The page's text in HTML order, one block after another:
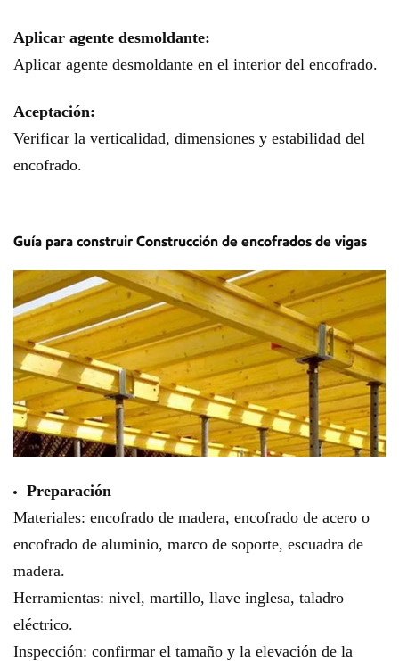
Aplicar agente desmoldante:
Aplicar agente desmoldante en el interior del encofrado.
Aceptación:
Verificar la verticalidad, dimensiones y estabilidad del
encofrado.
Guía para construir Construcción de encofrados de vigas
Preparación
Materiales: encofrado de madera, encofrado de acero o
encofrado de aluminio, marco de soporte, escuadra de
madera.
Herramientas: nivel, martillo, llave inglesa, taladro
eléctrico.
Inspección: confirmar el tamaño y la elevación de la